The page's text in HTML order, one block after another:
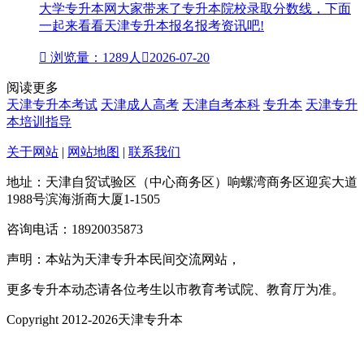
大学专升本网大家带来了专升本院校录取分数线，下面
一起来看看天津专升本报名报考资讯吧!
 浏览量：1289人 2026-07-20
阅读更多
天津专升本考试 天津成人高考 天津自考本科 专升本 天津专升
本培训指导
关于网站 | 网站地图 | 联系我们
地址：天津自贸试验区（中心商务区）响螺湾商务区迎宾大道
1988号滨海浙商大厦1-1505
咨询电话：18920035873
声明：本站为天津专升本民间交流网站，
更多专升本动态请各位考生以市教育考试院、教育厅为准。
Copyright 2012-2026天津专升本